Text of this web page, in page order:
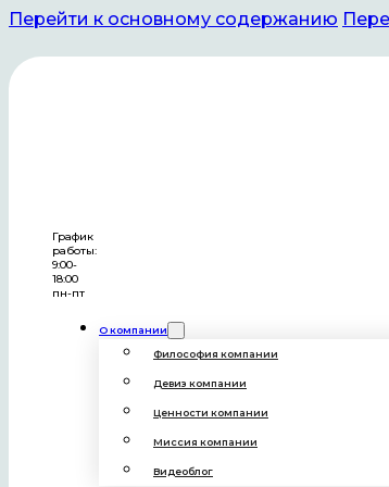
Перейти к основному содержанию
График
работы:
9:00-
18:00
пн-пт
О компании
Философия компании
Девиз компании
Ценности компании
Миссия компании
Видеоблог
Новости
участников Петербургского международного
Заседание временной рабочей группы
Общественной палаты Башкортостана по
вопросам проекта «Здравконтроль»
Компания «Гемера» выступила официальным
Бизнес-завтрак «Вклад женщин в развитие